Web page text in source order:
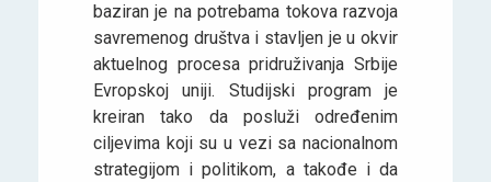
baziran je na potrebama tokova razvoja
savremenog društva i stavljen je u okvir
aktuelnog procesa pridruživanja Srbije
Evropskoj uniji. Studijski program je
kreiran tako da posluži određenim
ciljevima koji su u vezi sa nacionalnom
strategijom i politikom, a takođe i da